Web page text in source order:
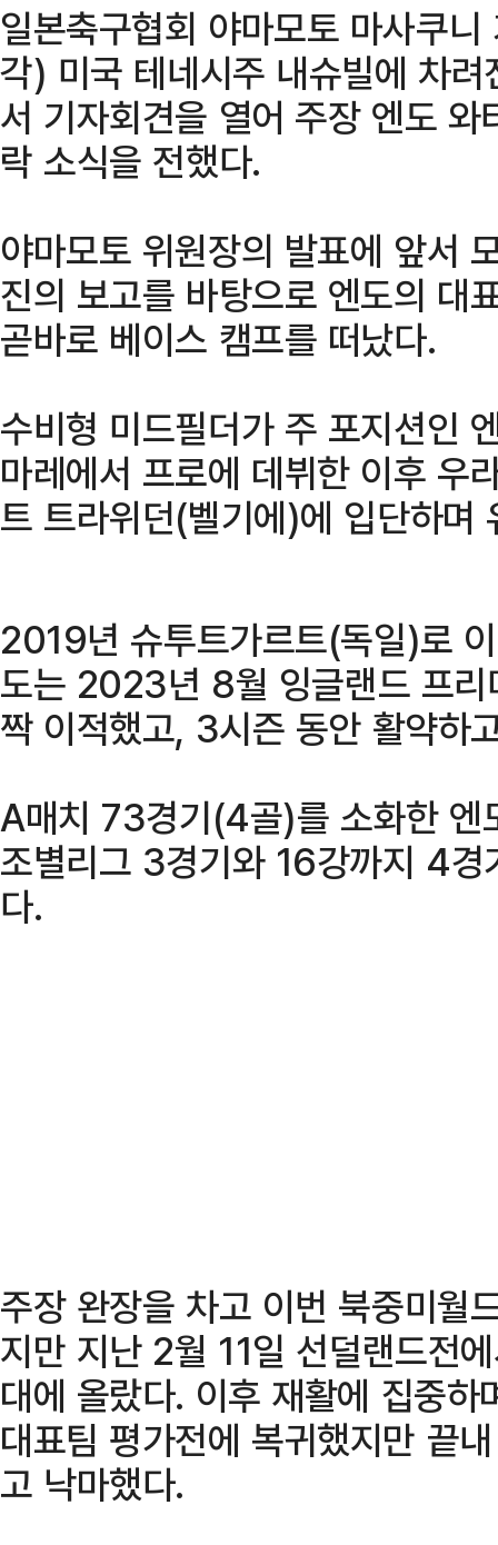
일본축구협회 야마모토 마사쿠
각) 미국 테네시주 내슈빌에 차
서 기자회견을 열어 주장 엔도
락 소식을 전했다.
야마모토 위원장의 발표에 앞서
진의 보고를 바탕으로 엔도의 대
곧바로 베이스 캠프를 떠났다.
수비형 미드필더가 주 포지션인
마레에서 프로에 데뷔한 이후
트 트라위던(벨기에)에 입단하며
2019년 슈투트가르트(독일)로
도는 2023년 8월 잉글랜드 프리
짝 이적했고, 3시즌 동안 활약하
A매치 73경기(4골)를 소화한
조별리그 3경기와 16강까지 4경
다.
주장 완장을 차고 이번 북중미월
지만 지난 2월 11일 선덜랜드전
대에 올랐다. 이후 재활에 집중
대표팀 평가전에 복귀했지만 끝
고 낙마했다.